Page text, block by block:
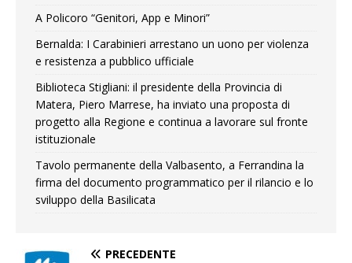
A Policoro “Genitori, App e Minori”
Bernalda: I Carabinieri arrestano un uono per violenza
e resistenza a pubblico ufficiale
Biblioteca Stigliani: il presidente della Provincia di
Matera, Piero Marrese, ha inviato una proposta di
progetto alla Regione e continua a lavorare sul fronte
istituzionale
Tavolo permanente della Valbasento, a Ferrandina la
firma del documento programmatico per il rilancio e lo
sviluppo della Basilicata
PRECEDENTE